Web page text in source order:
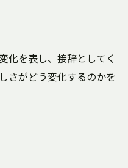
化を表し、接辞としてく
さがどう変化するのかを